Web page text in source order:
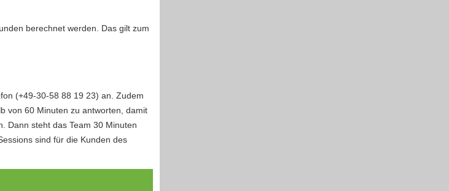
berechnet werden. Das gilt zum
(+49-30-58 88 19 23) an. Zudem
von 60 Minuten zu antworten, damit
Dann steht das Team 30 Minuten
sind für die Kunden des